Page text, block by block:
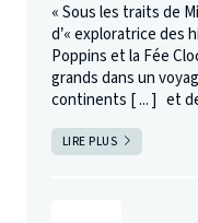
« Sous les traits de
d’« exploratrice des
Poppins et la Fée
grands dans un
continents [ ... ] et
LIRE PLUS